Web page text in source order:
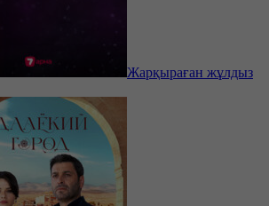
Жарқыраған жұлдыз